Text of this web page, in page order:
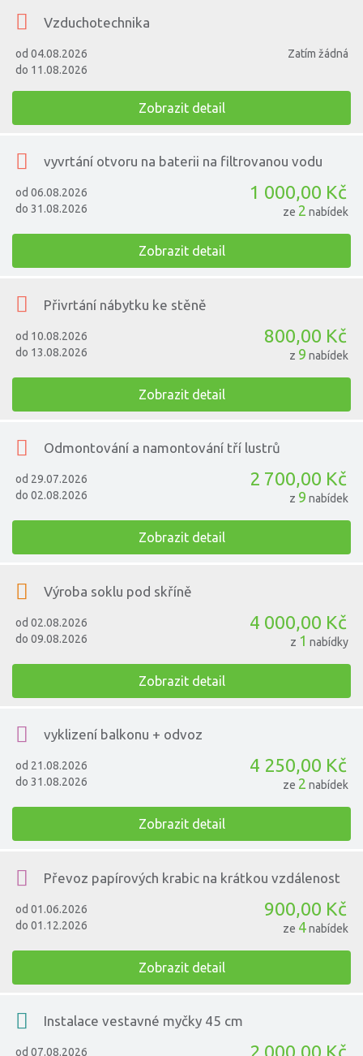
Vzduchotechnika
od 04.08.2026
do 11.08.2026
Zatím žádná
Zobrazit detail
vyvrtání otvoru na baterii na filtrovanou vodu
od 06.08.2026
do 31.08.2026
1 000,00 Kč
ze 2 nabídek
Zobrazit detail
Přivrtání nábytku ke stěně
od 10.08.2026
do 13.08.2026
800,00 Kč
z 9 nabídek
Zobrazit detail
Odmontování a namontování tří lustrů
od 29.07.2026
do 02.08.2026
2 700,00 Kč
z 9 nabídek
Zobrazit detail
Výroba soklu pod skříně
od 02.08.2026
do 09.08.2026
4 000,00 Kč
z 1 nabídky
Zobrazit detail
vyklizení balkonu + odvoz
od 21.08.2026
do 31.08.2026
4 250,00 Kč
ze 2 nabídek
Zobrazit detail
Převoz papírových krabic na krátkou vzdálenost
od 01.06.2026
do 01.12.2026
900,00 Kč
ze 4nabídek
Zobrazit detail
Instalace vestavné myčky 45 cm
od 07.08.2026 2 000,00 Kč